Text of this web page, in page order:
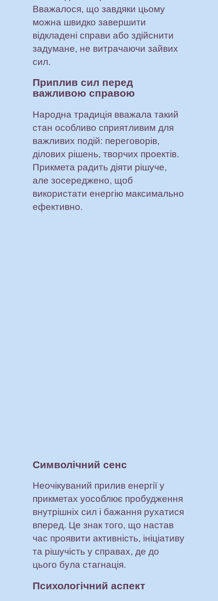
Вважалося, що завдяки цьому
можна швидко завершити
відкладені справи або здійснити
задумане, не витрачаючи зайвих
сил.
Приплив сил перед
важливою справою
Народна традиція вважала такий
стан особливо сприятливим для
важливих подій: переговорів,
ділових рішень, творчих проектів.
Прикмета радить діяти рішуче,
але зосереджено, щоб
використати енергію максимально
ефективно.
Символічний сенс
Неочікуваний прилив енергії у
прикметах уособлює пробудження
внутрішніх сил і бажання рухатися
вперед. Це знак того, що настав
час проявити активність, ініціативу
та рішучість у справах, де до
цього була стагнація.
Психологічний аспект